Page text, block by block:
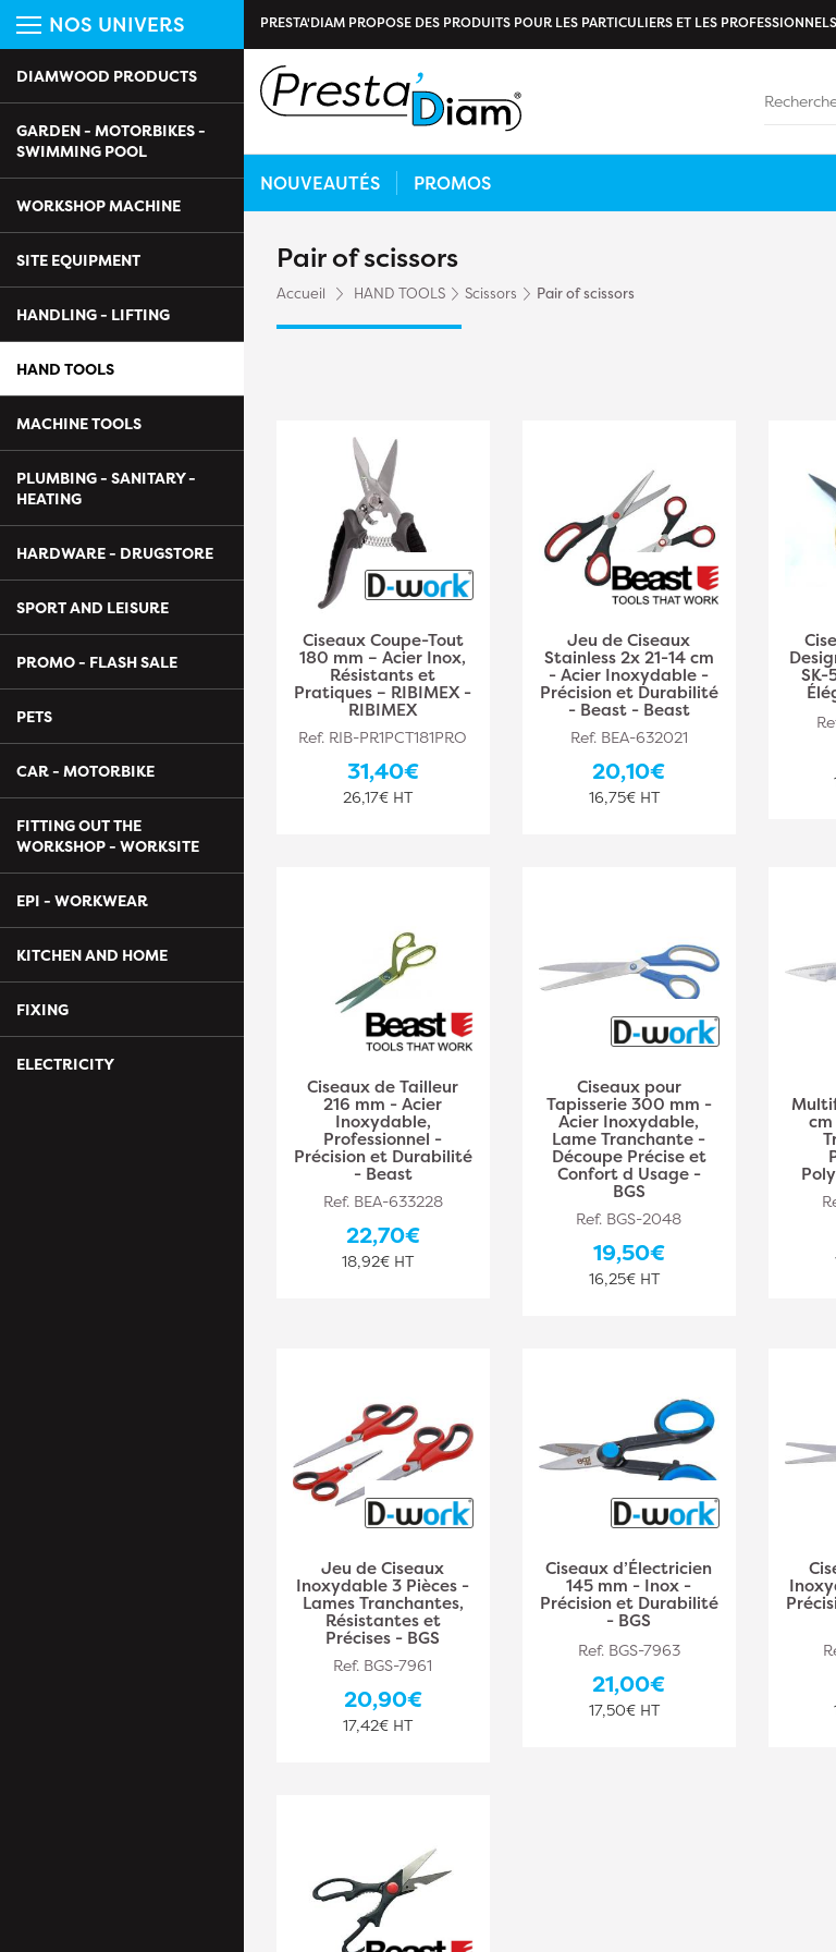
NOS UNIVERS
DIAMWOOD PRODUCTS
GARDEN - MOTORBIKES -
SWIMMING POOL
WORKSHOP MACHINE
SITE EQUIPMENT
HANDLING - LIFTING
HAND TOOLS
MACHINE TOOLS
PLUMBING - SANITARY -
HEATING
HARDWARE - DRUGSTORE
SPORT AND LEISURE
PROMO - FLASH SALE
PETS
CAR - MOTORBIKE
FITTING OUT THE
WORKSHOP - WORKSITE
EPI - WORKWEAR
KITCHEN AND HOME
FIXING
ELECTRICITY
PRESTA'DIAM PROPOSE DES PRODUITS POUR LES PARTICULIERS ET LES PROFESSIONNELS
NOUVEAUTÉS PROMOS
Pair of scissors
Accueil HAND TOOLS Scissors Pair of scissors
Ciseaux Coupe-Tout
180 mm – Acier Inox,
Résistants et
Pratiques – RIBIMEX -
RIBIMEX
Ref. RIB-PR1PCT181PRO
31,40€
26,17€ HT
Jeu de Ciseaux
Stainless 2x 21-14 cm
- Acier Inoxydable -
Précision et Durabilité
- Beast - Beast
Ref. BEA-632021
20,10€
16,75€ HT
SK-
Ciseaux de Tailleur
216 mm - Acier
Inoxydable,
Professionnel -
Précision et Durabilité
- Beast
Ref. BEA-633228
22,70€
18,92€ HT
Ciseaux pour
Tapisserie 300 mm -
Acier Inoxydable,
Lame Tranchante -
Découpe Précise et
Confort d Usage -
BGS
Ref. BGS-2048
19,50€
16,25€ HT
Jeu de Ciseaux
Inoxydable 3 Pièces -
Lames Tranchantes,
Résistantes et
Précises - BGS
Ref. BGS-7961
20,90€
17,42€ HT
Ciseaux d’Électricien
145 mm - Inox -
Précision et Durabilité
- BGS
Ref. BGS-7963
21,00€
17,50€ HT